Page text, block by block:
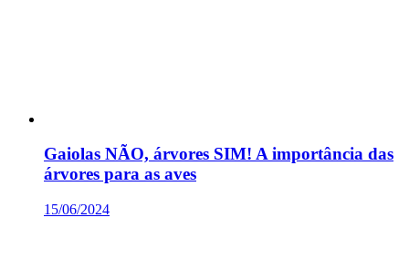
Gaiolas NÃO, árvores SIM! A importância das
árvores para as aves
15/06/2024